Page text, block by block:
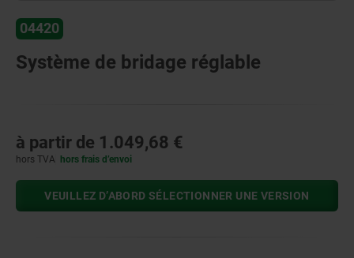
04420
Système de bridage réglable
à partir de 1.049,68 €
hors TVA hors frais d’envoi
VEUILLEZ D’ABORD SÉLECTIONNER UNE VERSION